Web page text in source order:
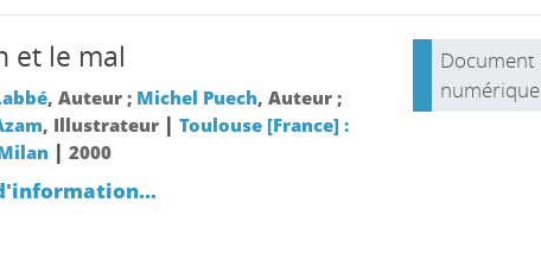
et le mal
, Auteur ; Michel Puech, Auteur ;
, Illustrateur | Toulouse [France] :
| 2000
Document
numérique